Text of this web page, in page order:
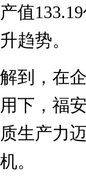
值
趋势。
，在企
下，福
生产力
。